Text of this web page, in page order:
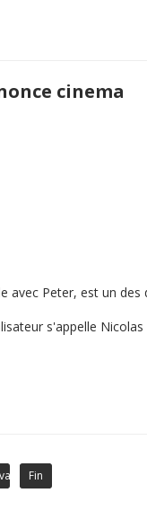
cinema
avec Peter, est un des
s'appelle
Fin